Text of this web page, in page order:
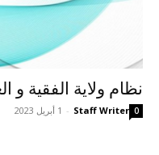
نظام ولایة الفقیة و
Staff Writer
- 1 أبريل 2023 0